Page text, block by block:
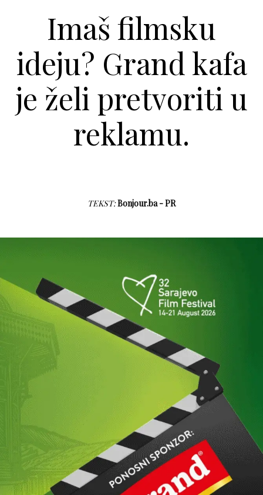
Imaš filmsku
ideju? Grand kafa
je želi pretvoriti u
reklamu.
TEKST:Bonjour.ba - PR